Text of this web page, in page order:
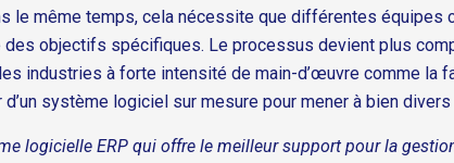
le même temps, cela nécessite que différentes
des objectifs spécifiques. Le processus devient plus
industries à forte intensité de main-d’œuvre comme la
système logiciel sur mesure pour mener à bien
logicielle ERP qui offre le meilleur support pour la